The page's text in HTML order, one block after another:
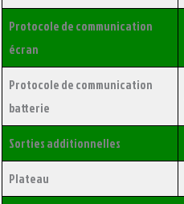
Protocole de communication
écran
Protocole de communication
batterie
Sorties additionnelles
Plateau